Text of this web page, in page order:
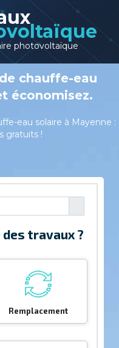
photovoltaïque
chauffe-eau
économisez.
eau solaire à Mayenne :
gratuits !